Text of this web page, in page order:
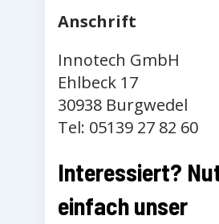
Anschrift
Innotech GmbH
Ehlbeck 17
30938 Burgwedel
Tel: 05139 27 82 60
Interessiert?
einfach unser